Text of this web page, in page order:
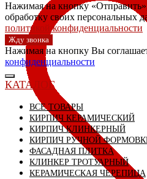
Нажимая на кнопку
обработку своих персональных
политикой конфиденциальности
Жду звонка
Нажимая на кнопку Вы
конфиденциальности
КАТАЛОГ
ВСЕ ТОВАРЫ
КИРПИЧ КЕРАМИЧЕСКИЙ
КИРПИЧ КЛИНКЕРНЫЙ
КИРПИЧ РУЧНОЙ
ФАСАДНАЯ ПЛИТКА
КЛИНКЕР ТРОТУАРНЫЙ
КЕРАМИЧЕСКАЯ ЧЕРЕПИЦА